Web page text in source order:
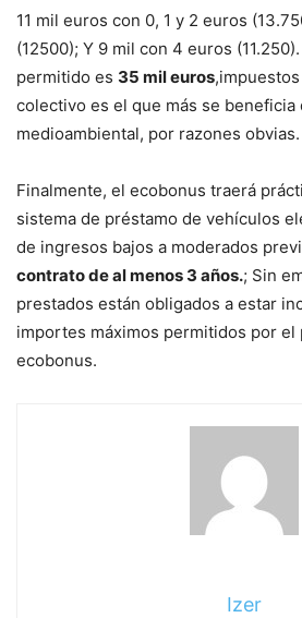
11 mil euros con 0, 1 y 2 euros
(12500); Y 9 mil con 4 euros
permitido es 35 mil euros
colectivo es el que más se beneficia
medioambiental, por razones obvias.
Finalmente, el ecobonus traerá
sistema de préstamo de vehículos
de ingresos bajos a moderados
contrato de al menos 3 años.; Sin
prestados están obligados a estar
importes máximos permitidos por el
ecobonus.
Izer